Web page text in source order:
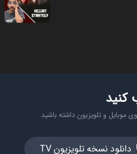
کنید
موبایل و تلویزیون داشته باشید.
دانلود نسخه تلویزیون TV